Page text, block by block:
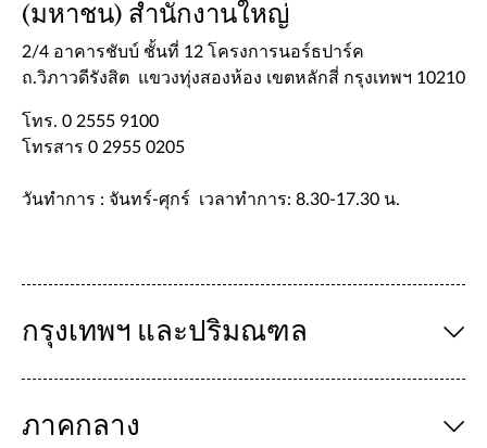
(มหาชน) สำนักงานใหญ่
2/4 อาคารชับบ์ ชั้นที่ 12 โครงการนอร์ธปาร์ค
ถ.วิภาวดีรังสิต แขวงทุ่งสองห้อง เขตหลักสี่ กรุงเทพฯ 10210
โทร. 0 2555 9100
โทรสาร 0 2955 0205
วันทำการ : จันทร์-ศุกร์ เวลาทำการ: 8.30-17.30 น.
กรุงเทพฯ และปริมณฑล
ภาคกลาง